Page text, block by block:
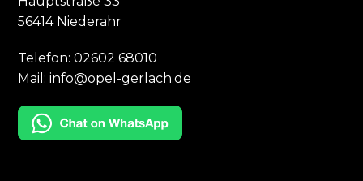
56414 Niederahr
Telefon:02602 68010
Mail: info@opel-gerlach.de